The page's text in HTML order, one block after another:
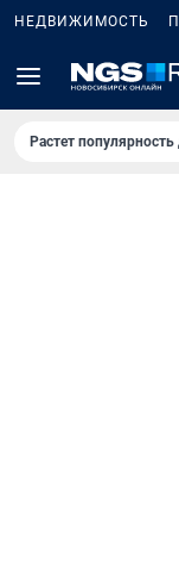
НЕДВИЖИМОСТЬ
Растет